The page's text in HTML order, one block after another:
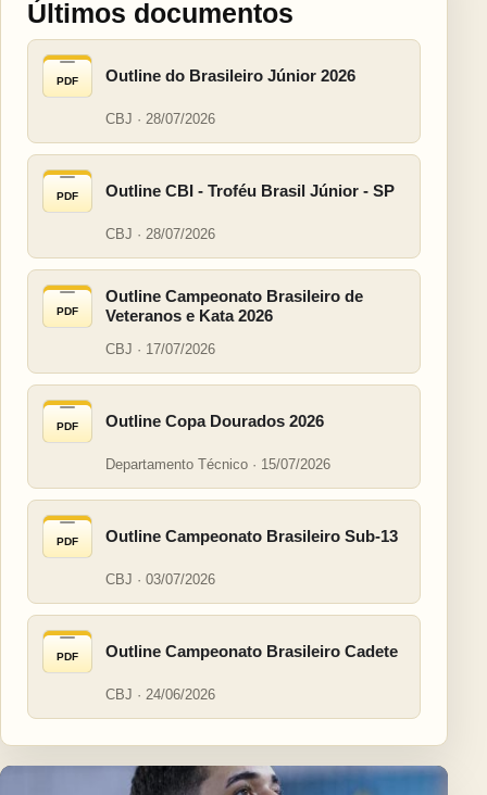
Últimos documentos
PDF Outline do Brasileiro Júnior 2026
CBJ · 28/07/2026
PDF Outline CBI - Troféu Brasil Júnior - SP
CBJ · 28/07/2026
PDF
Outline Campeonato Brasileiro de
Veteranos e Kata 2026
CBJ · 17/07/2026
PDF Outline Copa Dourados 2026
Departamento Técnico · 15/07/2026
PDF Outline Campeonato Brasileiro Sub-13
CBJ · 03/07/2026
PDF Outline Campeonato Brasileiro Cadete
CBJ · 24/06/2026